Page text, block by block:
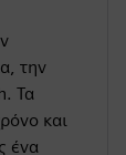
την
Τα
και
ένα